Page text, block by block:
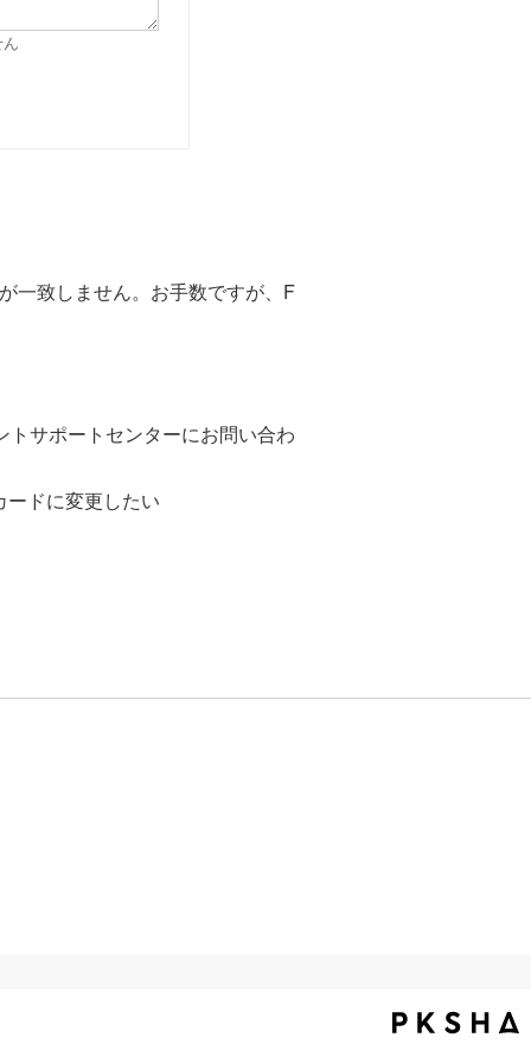
一致しません。お手数ですが、F
サポートセンターにお問い合わ
ドに変更したい